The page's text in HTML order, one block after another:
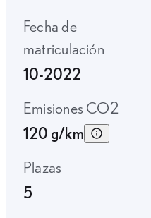
Fecha de
matriculación
10-2022
Emisiones CO2
120 g/km
Plazas
5